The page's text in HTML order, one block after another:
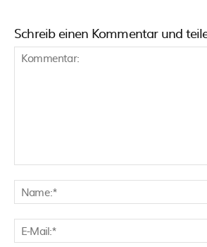
Schreib einen Kommentar und